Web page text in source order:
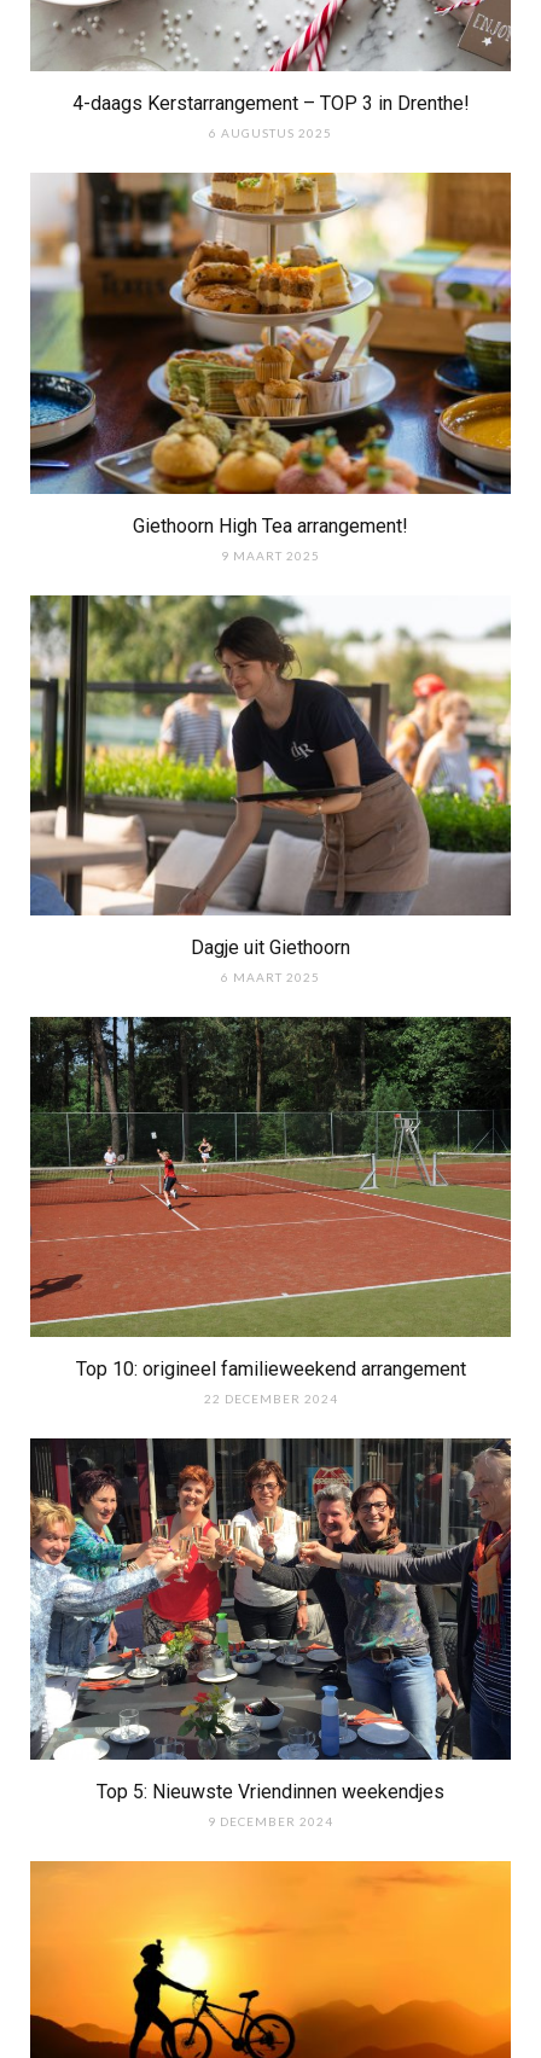
4-daags Kerstarrangement – TOP 3 in Drenthe!
6 AUGUSTUS 2025
Giethoorn High Tea arrangement!
9 MAART 2025
Dagje uit Giethoorn
6 MAART 2025
Top 10: origineel familieweekend arrangement
22 DECEMBER 2024
Top 5: Nieuwste Vriendinnen weekendjes
9 DECEMBER 2024